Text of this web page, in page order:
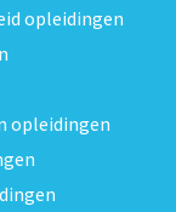
opleidingen
opleidingen